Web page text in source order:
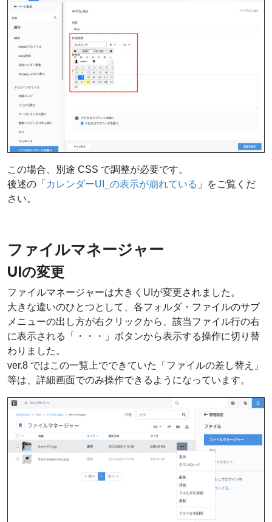
この場合、別途 CSS で調整が必要です。
後述の「 カレンダーUI_の表示が崩れている 」をご覧くだ
さい。
ファイルマネージャー
UIの変更
ファイルマネージャーは大きくUIが変更されました。
大きな違いのひとつとして、各フォルダ・ファイルのサブ
メニューの出し方が右クリックから、該当ファイル行の右
に表示される「・・・」ボタンから表示する操作に切り替
わりました。
ver.8 ではこの一覧上でできていた「ファイルの差し替え」
等は、詳細画面でのみ操作できるようになっています。